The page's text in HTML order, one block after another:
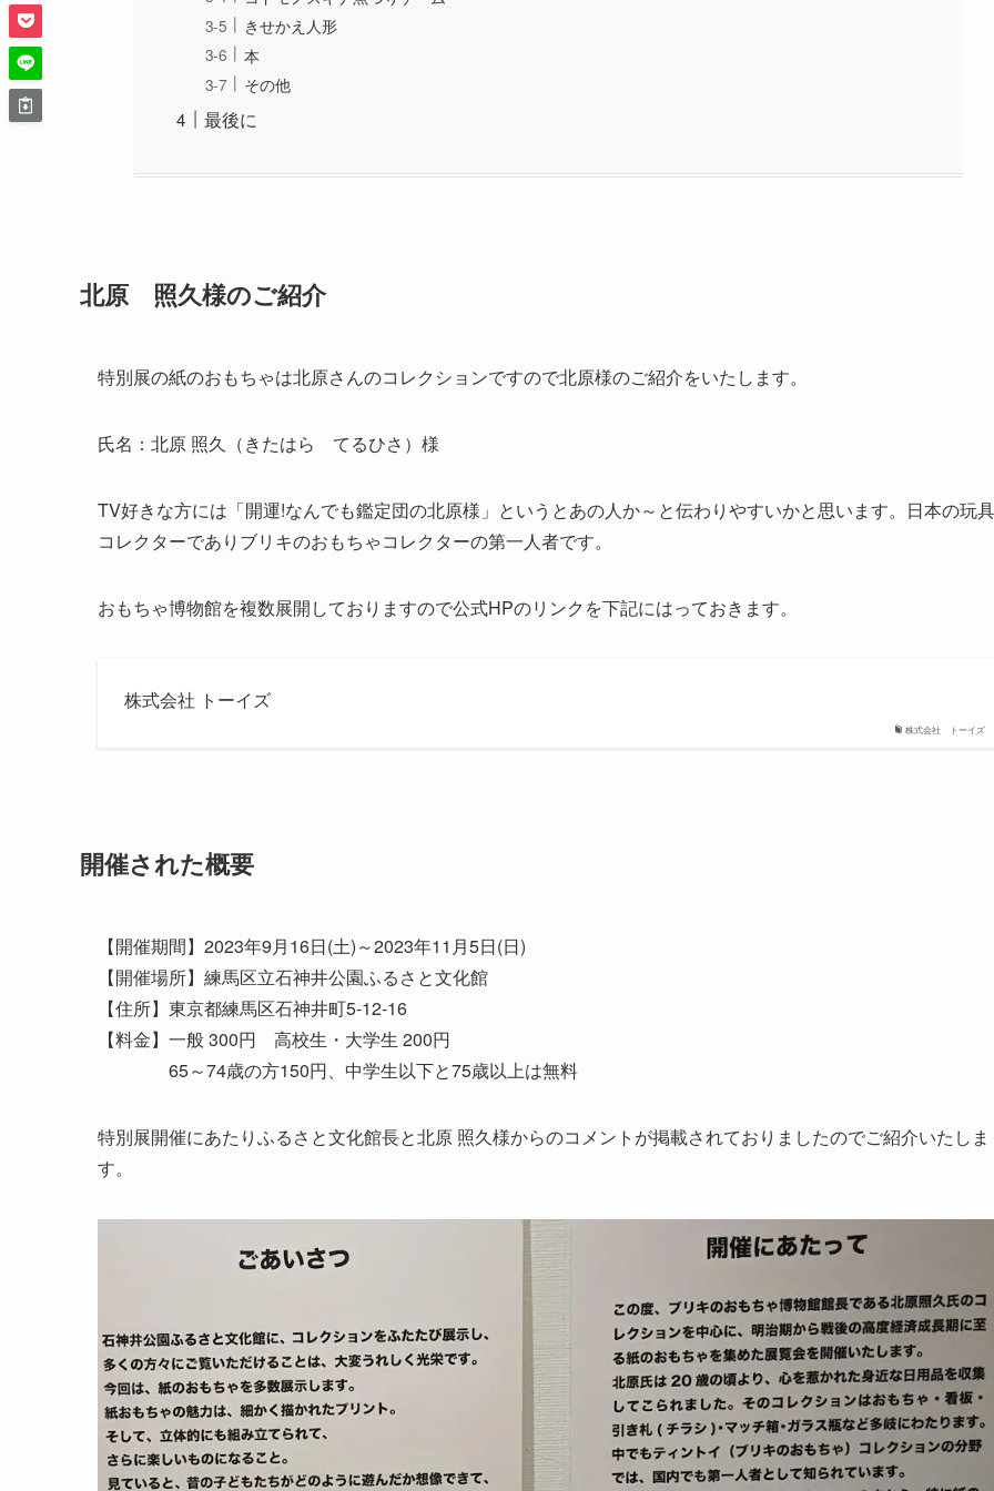
きせかえ人形
本
その他
最後に
北原 照久様のご紹介
特別展の紙のおもちゃは北原さんのコレクションですので北原様のご紹介をいたします。
氏名：北原 照久（きたはら てるひさ）様
TV好きな方には「開運!なんでも鑑定団の北原様」というとあの人か～と伝わりやすいかと思います。日本の玩具
コレクターでありブリキのおもちゃコレクターの第一人者です。
おもちゃ博物館を複数展開しておりますので公式HPのリンクを下記にはっておきます。
株式会社 トーイズ
株式会社 トーイズ
開催された概要
【開催期間】2023年9月16日(土)～2023年11月5日(日)
【開催場所】練馬区立石神井公園ふるさと文化館
【住所】東京都練馬区石神井町5-12-16
【料金】一般 300円 高校生・大学生 200円
65～74歳の方150円、中学生以下と75歳以上は無料
特別展開催にあたりふるさと文化館長と北原 照久様からのコメントが掲載されておりましたのでご紹介いたしま
す。